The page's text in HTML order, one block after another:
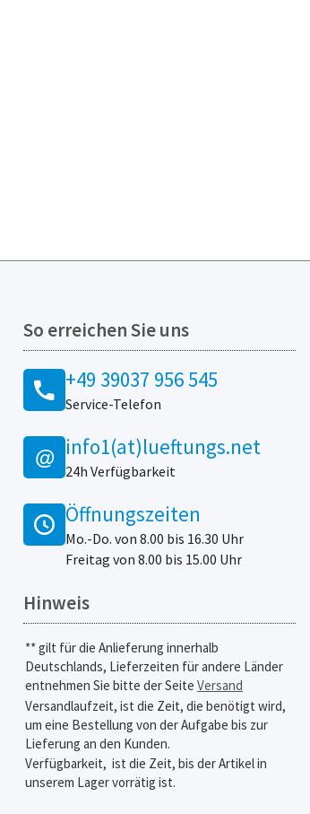
So erreichen Sie uns
+49 39037 956 545
Service-Telefon
@ info1(at)lueftungs.net
24h Verfügbarkeit
Öffnungszeiten
Mo.-Do. von 8.00 bis 16.30 Uhr
Freitag von 8.00 bis 15.00 Uhr
Hinweis
** gilt für die Anlieferung innerhalb
Deutschlands, Lieferzeiten für andere Länder
entnehmen Sie bitte der Seite Versand
Versandlaufzeit, ist die Zeit, die benötigt wird,
um eine Bestellung von der Aufgabe bis zur
Lieferung an den Kunden.
Verfügbarkeit, ist die Zeit, bis der Artikel in
unserem Lager vorrätig ist.